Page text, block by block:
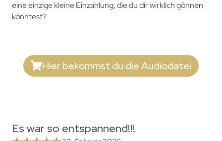
eine einzige kleine Einzahlung, die du dir wirklich gönnen
könntest?
Hier bekommst du die Audiodatei
Es war so entspannend!!!